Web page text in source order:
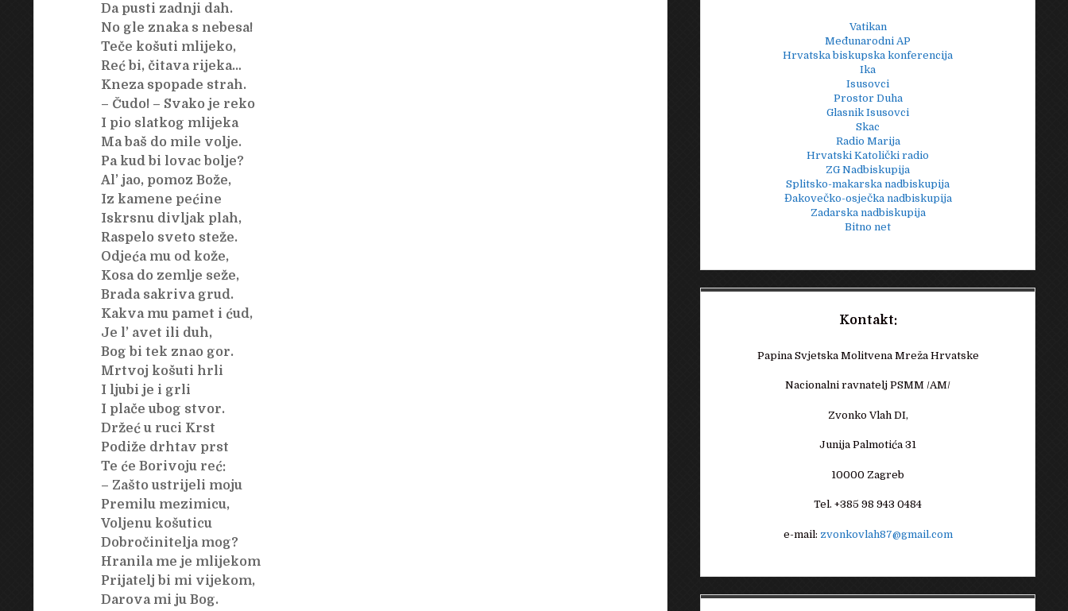
Da pusti zadnji dah.
No gle znaka s nebesa!
Teče košuti mlijeko,
Reć bi, čitava rijeka…
Kneza spopade strah.
– Čudo! – Svako je reko
I pio slatkog mlijeka
Ma baš do mile volje.
Pa kud bi lovac bolje?
Al’ jao, pomoz Bože,
Iz kamene pećine
Iskrsnu divljak plah,
Raspelo sveto steže.
Odjeća mu od kože,
Kosa do zemlje seže,
Brada sakriva grud.
Kakva mu pamet i ćud,
Je l’ avet ili duh,
Bog bi tek znao gor.
Mrtvoj košuti hrli
I ljubi je i grli
I plače ubog stvor.
Držeć u ruci Krst
Podiže drhtav prst
Te će Borivoju reć:
– Zašto ustrijeli moju
Premilu mezimicu,
Voljenu košuticu
Dobročinitelja mog?
Hranila me je mlijekom
Prijatelj bi mi vijekom,
Darova mi ju Bog.
Vatikan
Međunarodni AP
Hrvatska biskupska konferencija
Ika
Isusovci
Prostor Duha
Glasnik Isusovci
Skac
Radio Marija
Hrvatski Katolički radio
ZG Nadbiskupija
Splitsko-makarska nadbiskupija
Đakovečko-osječka nadbiskupija
Zadarska nadbiskupija
Bitno net
Kontakt:
Papina Svjetska Molitvena Mreža Hrvatske
Nacionalni ravnatelj PSMM /AM/
Zvonko Vlah DI,
Junija Palmotića 31
10000 Zagreb
Tel. +385 98 943 0484
e-mail: zvonkovlah87@gmail.com